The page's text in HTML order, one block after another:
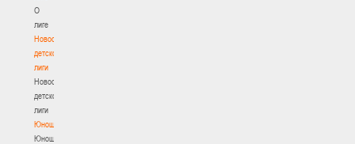
О
лиге
Новости
детской
лиги
Новости
детской
лиги
Юноши
Юноши